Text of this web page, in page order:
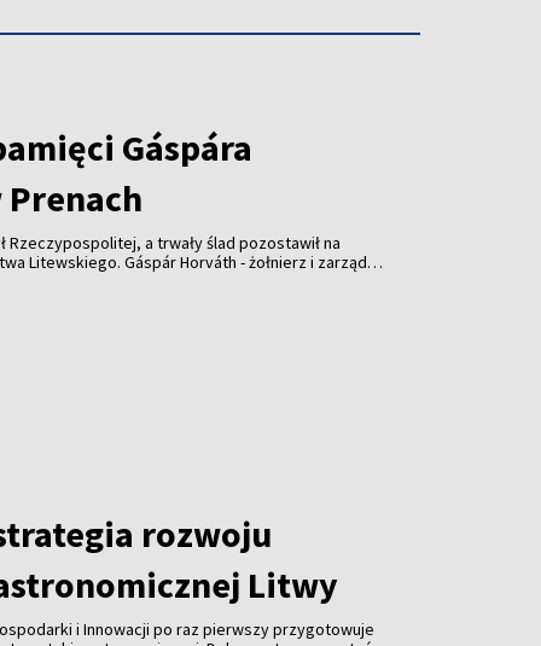
Gáspára
Rzeczypospolitej, a trwały ślad pozostawił na
Gáspár Horváth - żołnierz i zarządca
rozwoju
Litwy
i Innowacji po raz pierwszy przygotowuje